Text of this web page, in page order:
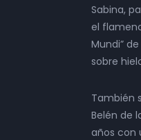
Sabina,
el
Mundi”
sobre
También
Belén de
años con